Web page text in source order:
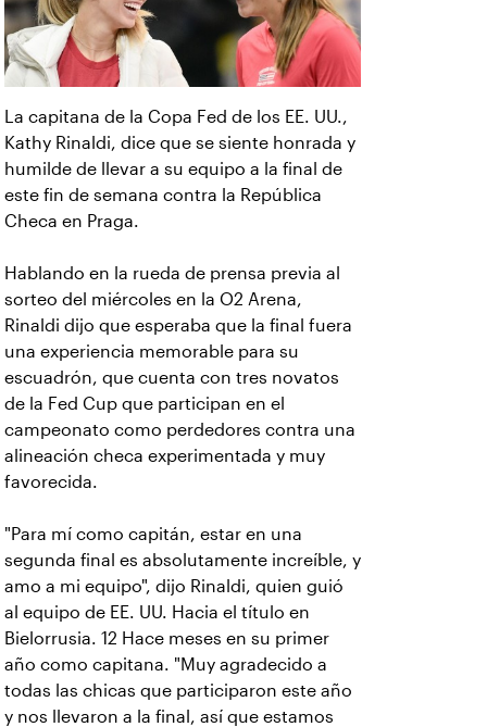
La capitana de la Copa Fed de los EE. UU.,
Kathy Rinaldi, dice que se siente honrada y
humilde de llevar a su equipo a la final de
este fin de semana contra la República
Checa en Praga.
Hablando en la rueda de prensa previa al
sorteo del miércoles en la O2 Arena,
Rinaldi dijo que esperaba que la final fuera
una experiencia memorable para su
escuadrón, que cuenta con tres novatos
de la Fed Cup que participan en el
campeonato como perdedores contra una
alineación checa experimentada y muy
favorecida.
"Para mí como capitán, estar en una
segunda final es absolutamente increíble, y
amo a mi equipo", dijo Rinaldi, quien guió
al equipo de EE. UU. Hacia el título en
Bielorrusia. 12 Hace meses en su primer
año como capitana. "Muy agradecido a
todas las chicas que participaron este año
y nos llevaron a la final, así que estamos